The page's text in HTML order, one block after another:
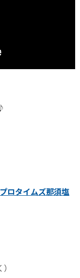
プロタイムズ那須塩